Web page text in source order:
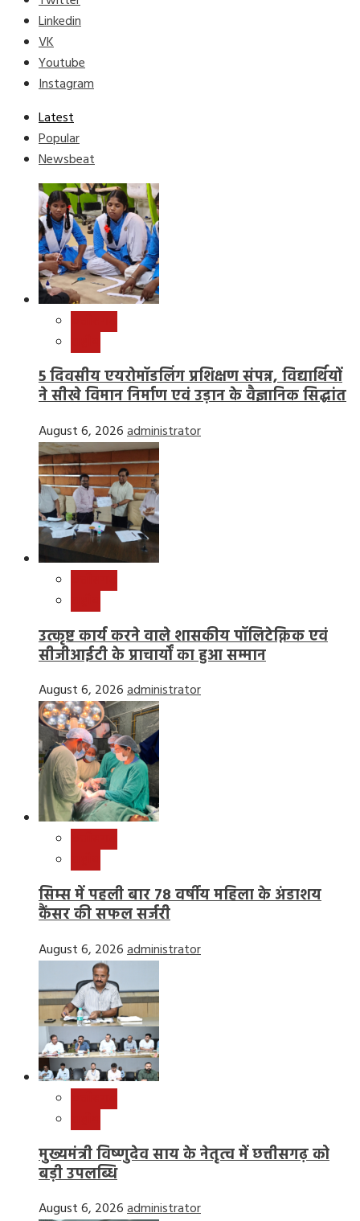
Linkedin
VK
Youtube
Instagram
Latest
Popular
Newsbeat
5 दिवसीय एयरोमॉडलिंग प्रशिक्षण संपन्न, विद्यार्थियों
ने सीखे विमान निर्माण एवं उड़ान के वैज्ञानिक सिद्धांत
August 6, 2026administrator
उत्कृष्ट कार्य करने वाले शासकीय पॉलिटेक्निक एवं
सीजीआईटी के प्राचार्यों का हुआ सम्मान
August 6, 2026administrator
सिम्स में पहली बार 78 वर्षीय महिला के अंडाशय
कैंसर की सफल सर्जरी
August 6, 2026administrator
मुख्यमंत्री विष्णुदेव साय के नेतृत्व में छत्तीसगढ़ को
बड़ी उपलब्धि
August 6, 2026administrator